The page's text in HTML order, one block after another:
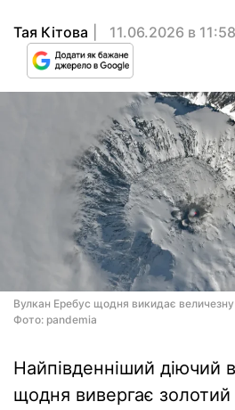
Тая Кітова 11.06.2026 в 11:58
Вулкан Еребус щодня викидає величезну
Фото: pandemia
Найпівденніший діючий
щодня вивергає